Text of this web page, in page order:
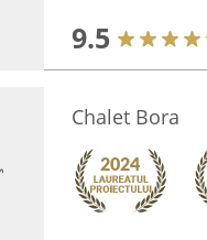
9.5
Chalet Bora